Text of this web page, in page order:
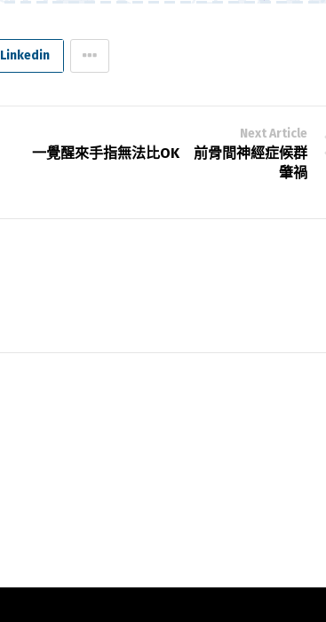
Linkedin
Next Article
一覺醒來手指無法比OK 前骨間神經症候群
肇禍